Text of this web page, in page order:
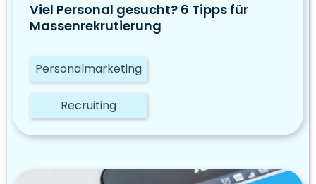
Viel Personal gesucht? 6 Tipps für
Massenrekrutierung
Personalmarketing
Recruiting